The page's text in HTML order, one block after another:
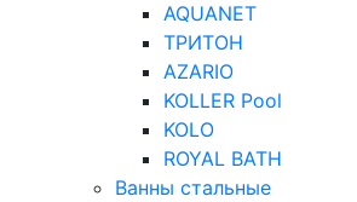
AQUANET
ТРИТОН
AZARIO
KOLLER Pool
KOLO
ROYAL BATH
Ванны стальные